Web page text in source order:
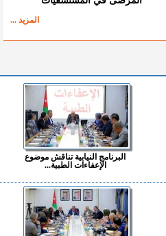
المزيد ...
البرنامج النيابية تناقش موضوع
الإعفاءات الطبية...